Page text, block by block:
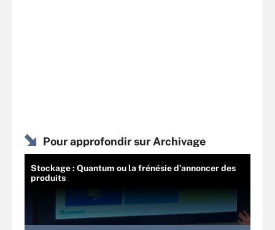
Pour approfondir sur Archivage
Stockage : Quantum ou la frénésie d’annoncer des
produits